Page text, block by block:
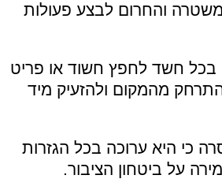
והחרום לבצע פעולות
חשד לחפץ חשוד או פריט
מהמקום ולהזעיק מיד
כי היא ערוכה בכל הגזרות
על ביטחון הציבור.